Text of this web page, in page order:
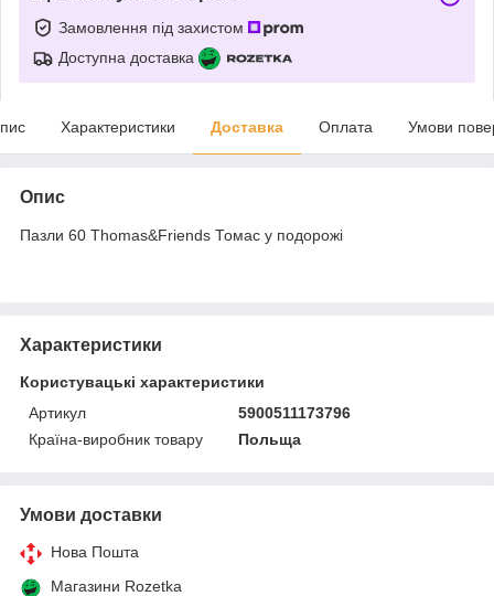
Замовлення під захистом
Доступна доставка
Характеристики Доставка Оплата Умови
Опис
Пазли 60 Thomas&Friends Томас у подорожі
Характеристики
Користувацькі характеристики
Артикул
5900511173796
Країна-виробник товару
Польща
Умови доставки
Нова Пошта
Магазини Rozetka